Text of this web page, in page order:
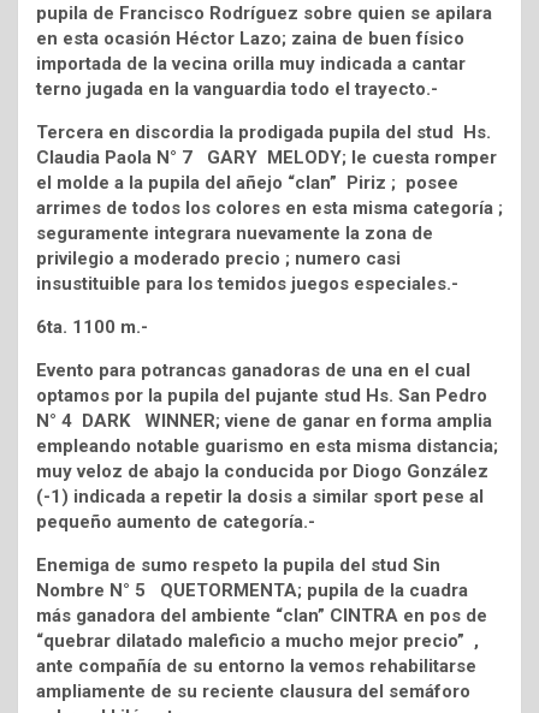
pupila de Francisco Rodríguez sobre quien se apilara
en esta ocasión Héctor Lazo; zaina de buen físico
importada de la vecina orilla muy indicada a cantar
terno jugada en la vanguardia todo el trayecto.-
Tercera en discordia la prodigada pupila del stud Hs.
Claudia Paola N° 7 GARY MELODY; le cuesta romper
el molde a la pupila del añejo “clan” Piriz ; posee
arrimes de todos los colores en esta misma categoría ;
seguramente integrara nuevamente la zona de
privilegio a moderado precio ; numero casi
insustituible para los temidos juegos especiales.-
6ta. 1100 m.-
Evento para potrancas ganadoras de una en el cual
optamos por la pupila del pujante stud Hs. San Pedro
N° 4 DARK WINNER; viene de ganar en forma amplia
empleando notable guarismo en esta misma distancia;
muy veloz de abajo la conducida por Diogo González
(-1) indicada a repetir la dosis a similar sport pese al
pequeño aumento de categoría.-
Enemiga de sumo respeto la pupila del stud Sin
Nombre N° 5 QUETORMENTA; pupila de la cuadra
más ganadora del ambiente “clan” CINTRA en pos de
“quebrar dilatado maleficio a mucho mejor precio” ,
ante compañía de su entorno la vemos rehabilitarse
ampliamente de su reciente clausura del semáforo